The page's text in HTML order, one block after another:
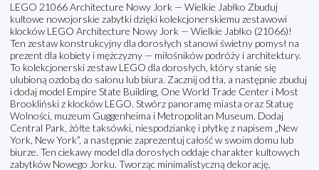
LEGO 21066 Architecture Nowy Jork — Wielkie Jabłko Zbuduj
kultowe nowojorskie zabytki dzięki kolekcjonerskiemu zestawowi
klocków LEGO Architecture Nowy Jork — Wielkie Jabłko (21066)!
Ten zestaw konstrukcyjny dla dorosłych stanowi świetny pomysł na
prezent dla kobiety i mężczyzny — miłośników podróży i architektury.
To kolekcjonerski zestaw LEGO dla dorosłych, który stanie się
ulubioną ozdobą do salonu lub biura. Zacznij od tła, a następnie zbuduj
i dodaj model Empire State Building, One World Trade Center i Most
Brookliński z klocków LEGO. Stwórz panoramę miasta oraz Statuę
Wolności, muzeum Guggenheima i Metropolitan Museum. Dodaj
Central Park, żółte taksówki, niespodziankę i płytkę z napisem „New
York, New York”, a następnie zaprezentuj całość w swoim domu lub
biurze. Ten ciekawy model dla dorosłych oddaje charakter kultowych
zabytków Nowego Jorku. Tworząc minimalistyczną dekorację,